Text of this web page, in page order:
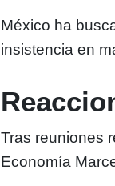
México ha
insistencia en
Tras reuniones
Economía